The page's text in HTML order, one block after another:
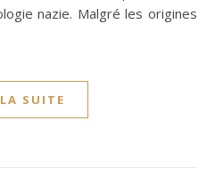
nazie. Malgré les origines
SUITE